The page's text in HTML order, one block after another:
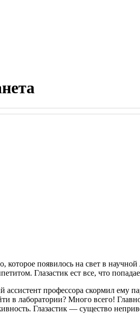
которое появилось на свет в
Глазастик ест все, что
ассистент профессора скормил ему
в лаборатории? Много всего!
Глазастик — существо